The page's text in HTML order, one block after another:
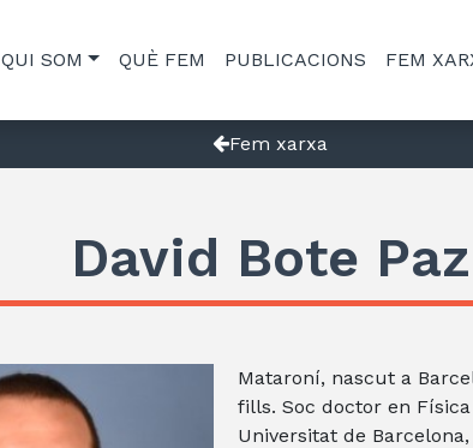
QUI SOM QUÈ FEM PUBLICACIONS FEM
Fem xarxa
David Bote Paz
Mataroní, nascut a
fills. Soc doctor en
Universitat de